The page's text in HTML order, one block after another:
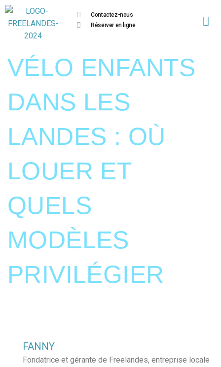
Contactez-nous
Réserver en ligne
VÉLO ENFANTS
DANS LES
LANDES : OÙ
LOUER ET
QUELS
MODÈLES
PRIVILÉGIER
FANNY
Fondatrice et gérante de Freelandes, entreprise locale